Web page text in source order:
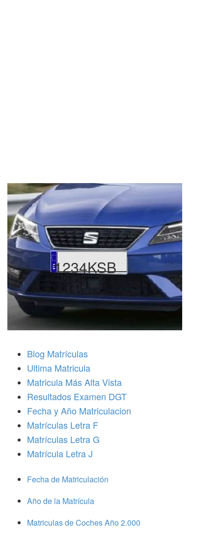
1234KSB
Blog Matrículas
Ultima Matricula
Matricula Más Alta Vista
Resultados Examen DGT
Fecha y Año Matriculacion
Matrículas Letra F
Matrículas Letra G
Matrícula Letra J
Fecha de Matriculación
Año de la Matrícula
Matriculas de Coches Año 2.000